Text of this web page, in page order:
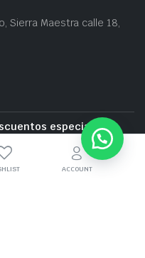
Sierra Maestra calle 18,
especiales
de la zona
ACCOUNT